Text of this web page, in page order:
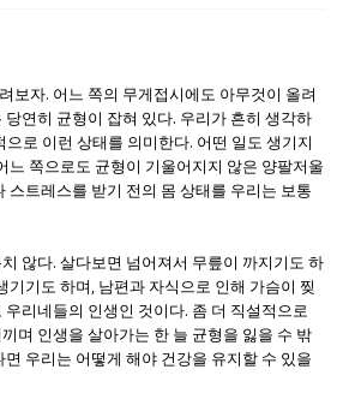
보자. 어느 쪽의 무게접시에도 아무것이 올려
연히 균형이 잡혀 있다. 우리가 흔히 생각하
으로 이런 상태를 의미한다. 어떤 일도 생기지
느 쪽으로도 균형이 기울어지지 않은 양팔저울
스트레스를 받기 전의 몸 상태를 우리는 보통
않다. 살다보면 넘어져서 무릎이 까지기도 하
기기도 하며, 남편과 자식으로 인해 가슴이 찢
리네들의 인생인 것이다. 좀 더 직설적으로
며 인생을 살아가는 한 늘 균형을 잃을 수 밖
우리는 어떻게 해야 건강을 유지할 수 있을